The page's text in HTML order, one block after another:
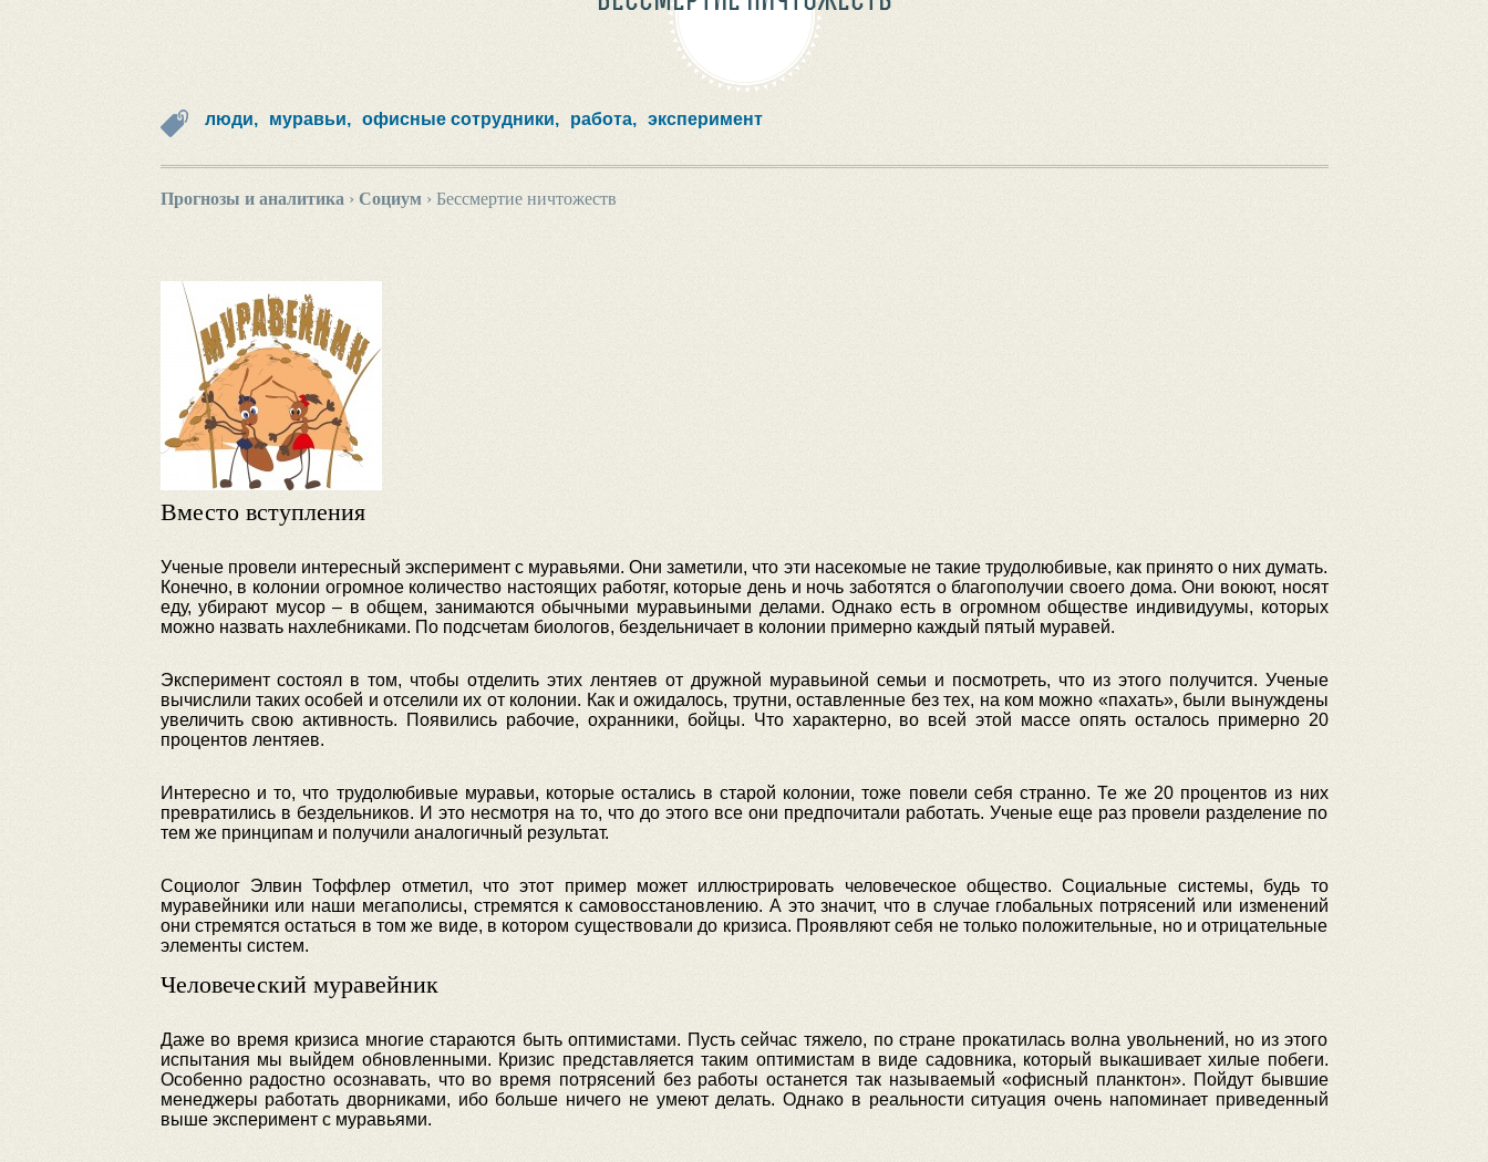
люди, муравьи, офисные сотрудники, работа, эксперимент
Прогнозы и аналитика › Социум› Бессмертие ничтожеств
Вместо вступления
Ученые провели интересный эксперимент с муравьями. Они заметили, что эти насекомые не такие трудолюбивые, как принято о них думать.
Конечно, в колонии огромное количество настоящих работяг, которые день и ночь заботятся о благополучии своего дома. Они воюют, носят
еду, убирают мусор – в общем, занимаются обычными муравьиными делами. Однако есть в огромном обществе индивидуумы, которых
можно назвать нахлебниками. По подсчетам биологов, бездельничает в колонии примерно каждый пятый муравей.
Эксперимент состоял в том, чтобы отделить этих лентяев от дружной муравьиной семьи и посмотреть, что из этого получится. Ученые
вычислили таких особей и отселили их от колонии. Как и ожидалось, трутни, оставленные без тех, на ком можно «пахать», были вынуждены
увеличить свою активность. Появились рабочие, охранники, бойцы. Что характерно, во всей этой массе опять осталось примерно 20
процентов лентяев.
Интересно и то, что трудолюбивые муравьи, которые остались в старой колонии, тоже повели себя странно. Те же 20 процентов из них
превратились в бездельников. И это несмотря на то, что до этого все они предпочитали работать. Ученые еще раз провели разделение по
тем же принципам и получили аналогичный результат.
Социолог Элвин Тоффлер отметил, что этот пример может иллюстрировать человеческое общество. Социальные системы, будь то
муравейники или наши мегаполисы, стремятся к самовосстановлению. А это значит, что в случае глобальных потрясений или изменений
они стремятся остаться в том же виде, в котором существовали до кризиса. Проявляют себя не только положительные, но и отрицательные
элементы систем.
Человеческий муравейник
Даже во время кризиса многие стараются быть оптимистами. Пусть сейчас тяжело, по стране прокатилась волна увольнений, но из этого
испытания мы выйдем обновленными. Кризис представляется таким оптимистам в виде садовника, который выкашивает хилые побеги.
Особенно радостно осознавать, что во время потрясений без работы останется так называемый «офисный планктон». Пойдут бывшие
менеджеры работать дворниками, ибо больше ничего не умеют делать. Однако в реальности ситуация очень напоминает приведенный
выше эксперимент с муравьями.